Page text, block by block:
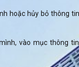
hoặc hủy bỏ thông
vào mục thông